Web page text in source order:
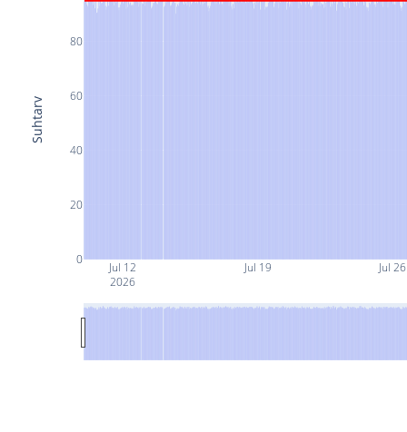
Jul 12
2026
Jul 19 Jul 26
0
20
40
60
80
Suhtarv